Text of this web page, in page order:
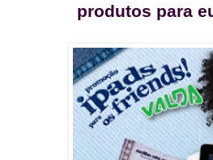
produtos para